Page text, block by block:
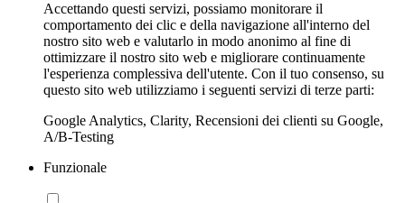
Accettando questi servizi, possiamo monitorare il
comportamento dei clic e della navigazione all'interno del
nostro sito web e valutarlo in modo anonimo al fine di
ottimizzare il nostro sito web e migliorare continuamente
l'esperienza complessiva dell'utente. Con il tuo consenso, su
questo sito web utilizziamo i seguenti servizi di terze parti:
Google Analytics, Clarity, Recensioni dei clienti su Google,
A/B-Testing
Funzionale